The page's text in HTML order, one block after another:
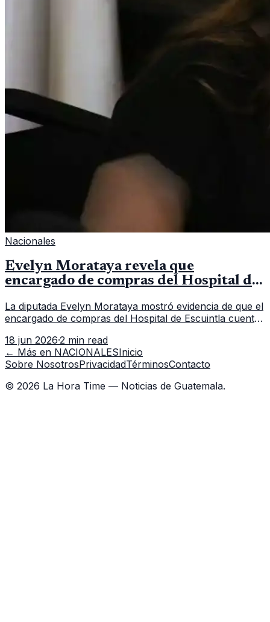
Nacionales
Evelyn Morataya revela que
encargado de compras del Hospital de
La diputada Evelyn Morataya mostró evidencia de que el
encargado de compras del Hospital de Escuintla cuenta
capacitación en la capital.
18 jun 2026·2 min read
← Más en NACIONALESInicio
Sobre NosotrosPrivacidadTérminosContacto
© 2026 La Hora Time — Noticias de Guatemala.